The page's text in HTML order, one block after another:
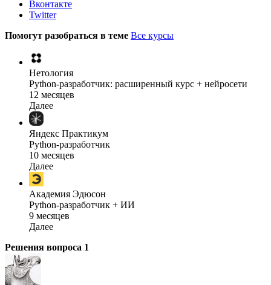
Вконтакте
Twitter
Помогут разобраться в теме Все курсы
Нетология
Python-разработчик: расширенный курс + нейросети
12 месяцев
Далее
Яндекс Практикум
Python-разработчик
10 месяцев
Далее
Академия Эдюсон
Python-разработчик + ИИ
9 месяцев
Далее
Решения вопроса 1